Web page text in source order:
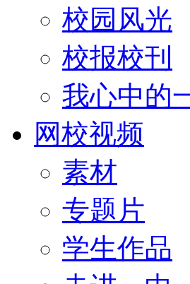
校园风光
校报校刊
我心中的
网校视频
素材
专题片
学生作品